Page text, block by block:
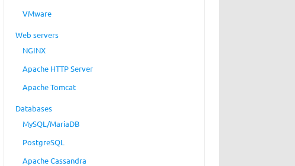
VMware
Web servers
NGINX
Apache HTTP Server
Apache Tomcat
Databases
MySQL/MariaDB
PostgreSQL
Apache Cassandra